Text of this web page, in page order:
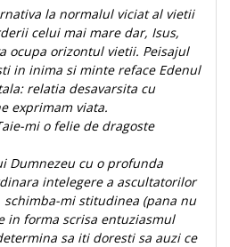
la normalul viciat al vietii
celui mai mare dar, Isus,
ocupa orizontul vietii. Peisajul
in inima si minte reface Edenul
relatia desavarsita cu
exprimam viata.
mi o felie de dragoste
Dumnezeu cu o profunda
intelegere a ascultatorilor
schimba-mi stitudinea (pana nu
in forma scrisa entuziasmul
sa iti doresti sa auzi ce